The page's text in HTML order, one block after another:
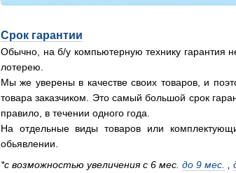
Срок гарантии
Обычно, на б/у компьютерную технику гарантия
лотерею.
Мы же уверены в качестве своих товаров, и
товара заказчиком. Это самый большой срок
правило, в течении одного года.
На отдельные виды товаров или
обьявлении.
*с возможностью увеличения с 6 мес. до 9 мес. ,